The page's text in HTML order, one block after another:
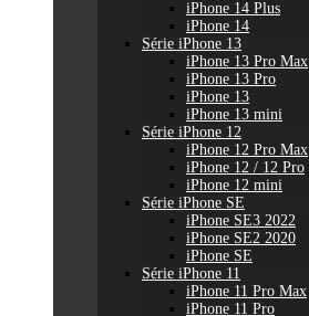
iPhone 14 Plus
iPhone 14
Série iPhone 13
iPhone 13 Pro Max
iPhone 13 Pro
iPhone 13
iPhone 13 mini
Série iPhone 12
iPhone 12 Pro Max
iPhone 12 / 12 Pro
iPhone 12 mini
Série iPhone SE
iPhone SE3 2022
iPhone SE2 2020
iPhone SE
Série iPhone 11
iPhone 11 Pro Max
iPhone 11 Pro